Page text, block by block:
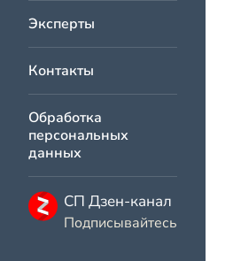
Эксперты
Контакты
Обработка
персональных
данных
СП Дзен-канал
Подписывайтесь